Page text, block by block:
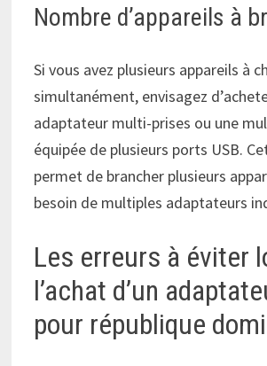
Nombre d’appareils à
Si vous avez plusieurs appareils à
simultanément, envisagez
adaptateur multi-prises ou une
équipée de plusieurs ports USB.
permet de brancher plusieurs
besoin de multiples adaptateurs
Les erreurs à éviter
l’achat d’un
pour république